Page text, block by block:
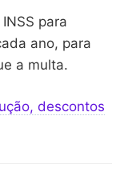
para
ano, para
a multa.
descontos